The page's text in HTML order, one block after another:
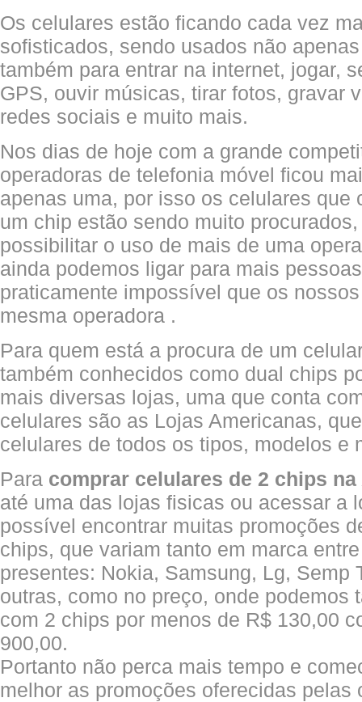
Os celulares estão ficando cada vez
sofisticados, sendo usados não
também para entrar na internet, jogar,
GPS, ouvir músicas, tirar fotos, gravar
redes sociais e muito mais.
Nos dias de hoje com a grande
operadoras de telefonia móvel ficou
apenas uma, por isso os celulares que
um chip estão sendo muito
possibilitar o uso de mais de uma
ainda podemos ligar para mais
praticamente impossível que os
mesma operadora .
Para quem está a procura de um
também conhecidos como dual chips
mais diversas lojas, uma que conta
celulares são as Lojas Americanas,
celulares de todos os tipos, modelos e
Para comprar celulares de 2 chips
até uma das lojas fisicas ou acessar a
possível encontrar muitas promoções
chips, que variam tanto em marca
presentes: Nokia, Samsung, Lg, Semp
outras, como no preço, onde podemos
com 2 chips por menos de R$ 130,00
900,00.
Portanto não perca mais tempo e
melhor as promoções oferecidas pelas